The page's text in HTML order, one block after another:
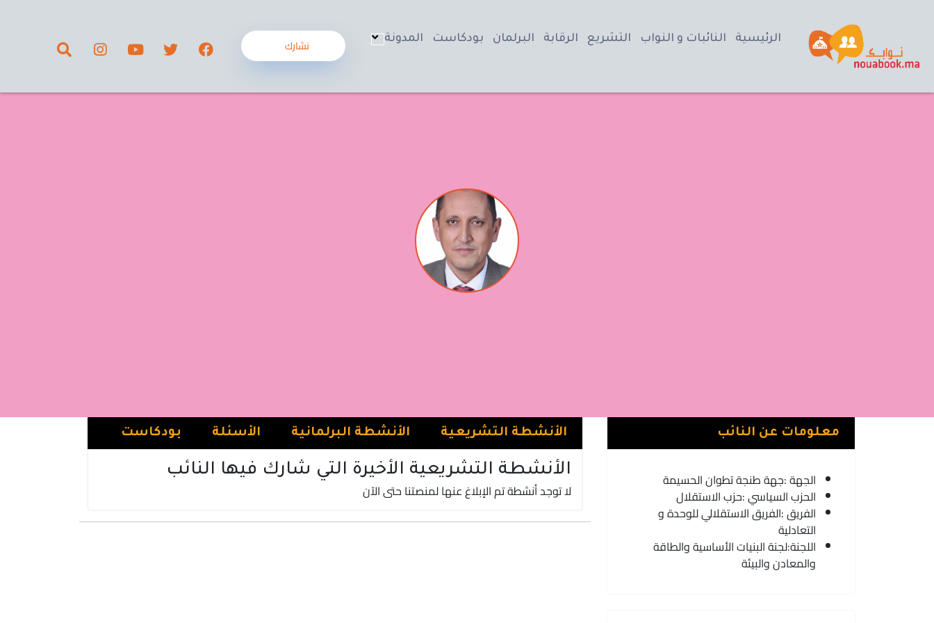
الرئيسية النائبات و النواب التشريع الرقابة البرلمان بودكاست المدونة نشارك
معلومات عن النائب
الجهة :جهة طنجة تطوان الحسيمة
الحزب السياسي :حزب الاستقلال
الفريق :الفريق الاستقلالي للوحدة و
التعادلية
اللجنة:لجنة البنيات الأساسية والطاقة
والمعادن والبيئة
الأنشطة التشريعية الأنشطة البرلمانية الأسئلة بودكاست
الأنشطة التشريعية الأخيرة التي شارك فيها النائب
لا توجد أنشطة تم الإبلاغ عنها لمنصتنا حتى الآن